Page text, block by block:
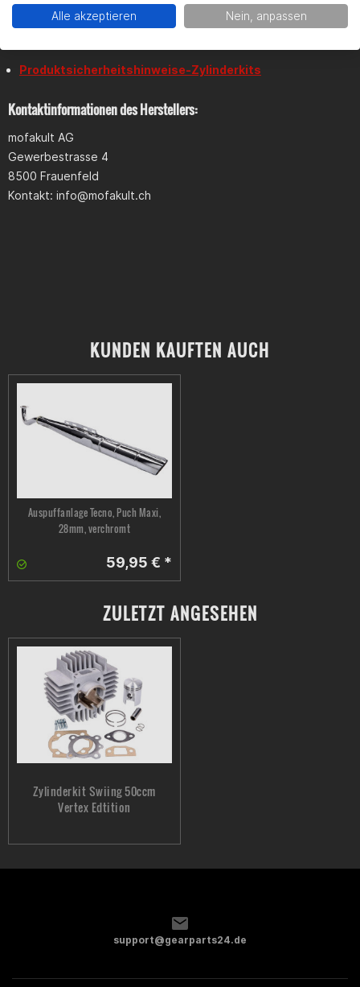
Produktsicherheitshinweise-Zylinderkits
Kontaktinformationen des Herstellers:
mofakult AG
Gewerbestrasse 4
8500 Frauenfeld
Kontakt: info@mofakult.ch
KUNDEN KAUFTEN AUCH
Auspuffanlage Tecno, Puch Maxi,
28mm, verchromt
59,95 € *
ZULETZT ANGESEHEN
Zylinderkit Swiing 50ccm
Vertex Edtition
support@gearparts24.de
Alle akzeptieren Nein, anpassen